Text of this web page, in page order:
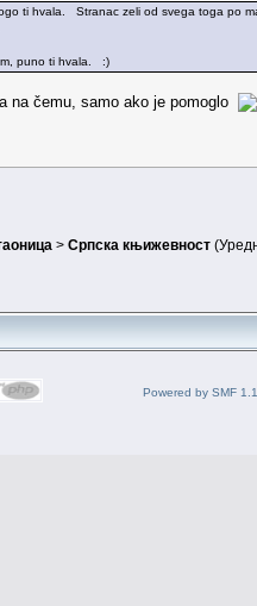
ti hvala. Stranac zeli od svega toga po
puno ti hvala. :)
na čemu, samo ako je pomoglo
> Српска књижевност
Powered by SMF